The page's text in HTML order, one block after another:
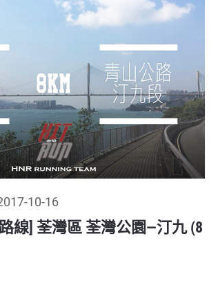
10-16
路線] 荃灣區 荃灣公園—汀九 (8